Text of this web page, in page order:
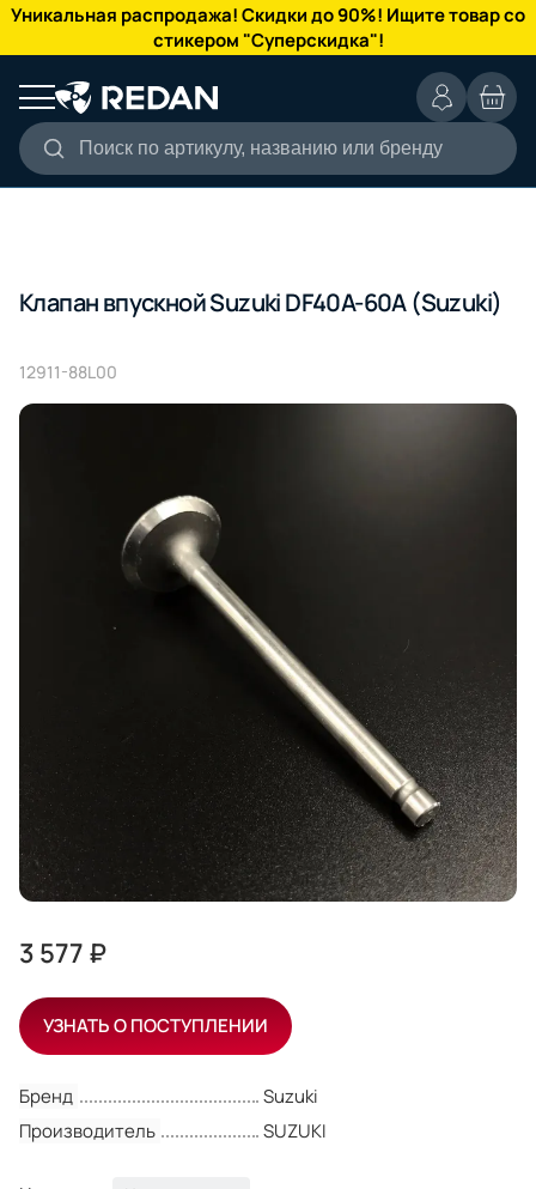
Уникальная распродажа! Скидки до 90%! Ищите товар со
стикером "Суперскидка"!
Поиск по артикулу, названию или бренду
КАТАЛОГ
Клапан впускной Suzuki DF40A-60A (Suzuki)
12911-88L00
Бренд
Suzuki
Производитель
SUZUKI
3 577 ₽
УЗНАТЬ О ПОСТУПЛЕНИИ